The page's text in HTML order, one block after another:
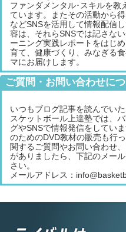
ファンダメンタル･スキルを教
ています。またその活動から
などSNSを活用して情報配信
容は、それらSNSでは記さな
ーニング実践レポートをはじ
育て、健康づくり、みなぎる
マにお届けします。
ご質問・お問い合わせに
いつもブログ記事を読んでい
スケットボール上達塾では、
グやSNSで情報発信をしてい
のためのDVD教材の販売も行
関するご質問やお問い合わせ
がありましたら、下記のメー
さい。
メールアドレス：